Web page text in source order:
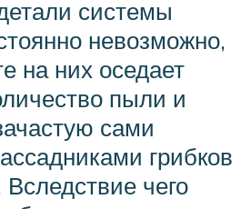
системы
невозможно,
на них оседает
пыли и
сами
грибков
Вследствие чего